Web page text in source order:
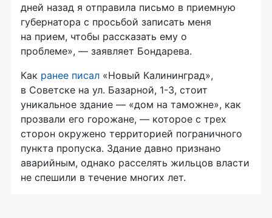
дней назад я отправила письмо в приемную
губернатора с просьбой записать меня
на прием, чтобы рассказать ему о
проблеме», — заявляет Бондарева.
Как ранее писал «Новый Калининград»,
в Советске на ул. Базарной, 1-3, стоит
уникальное здание — «дом на таможне», как
прозвали его горожане, — которое с трех
сторон окружено территорией пограничного
пункта пропуска. Здание давно признано
аварийным, однако расселять жильцов власти
не спешили в течение многих лет.